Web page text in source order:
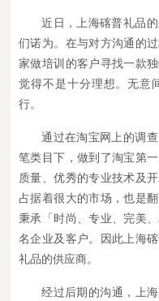
近日，上海碦普礼品
们诺为。在与对方沟通的
家做培训的客户寻找一款
觉得不是十分理想。无意
行。
通过在淘宝网上的调
笔类目下，做到了淘宝第
质量、优秀的专业技术及
占据着很大的市场，也是
秉承「时尚、专业、完美
名企业及客户。因此上海
礼品的供应商。
经过后期的沟通，上